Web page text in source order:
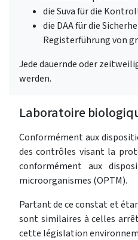
die Suva für die
die DAA für die
Registerführung von
Jede dauernde oder
werden.
Laboratoire
Conformément aux
des contrôles visant la
conformément aux
microorganismes (OPTM).
Partant de ce constat et
sont similaires à celles
cette législation